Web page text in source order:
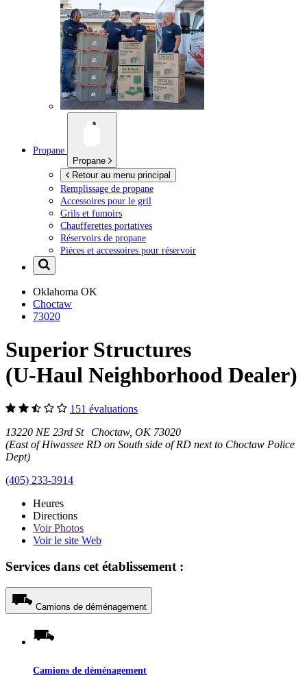
Propane
Propane
Retour au menu principal
Remplissage de propane
Accessoires pour le gril
Grils et fumoirs
Chaufferettes portatives
Réservoirs de propane
Pièces et accessoires pour réservoir
Oklahoma OK
Choctaw
73020
Superior Structures
(U-Haul Neighborhood Dealer)
151 évaluations
13220 NE 23rd St Choctaw, OK 73020
(East of Hiwassee RD on South side of RD next to Choctaw Police
Dept)
(405) 233-3914
Heures
Directions
VoirPhotos
Voir le site Web
Services dans cet établissement :
Camions de déménagement
Camions de déménagement